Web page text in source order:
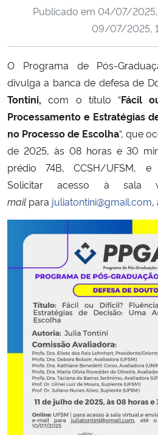
Ministério da Cidadania
Ministério de Minas e Energia
Ministério da Ciência, Tecnologia, Inovações
Ministério do Meio Ambiente
Ministério do Turismo
Ministério do Desenvolvimento Regional
Controladoria-Geral da União
Ministério da Mulher, da Família e dos
Secretaria-Geral
Secretaria de Governo
Gabinete de Segurança Institucional
Advocacia-Geral da União
Banco Central do Brasil
Publicado em 04/07/2025,
09/07/2025,
O Programa de Pós-
divulga a banca de defesa de
Tontini, com o título “Fácil
Processamento e Estratégias
no Processo de Escolha“, que
de 2025, às 08 horas e 30
prédio 74B, CCSH/UFSM, e
Solicitar acesso à sala
mail para juliatontini@gmail.com,